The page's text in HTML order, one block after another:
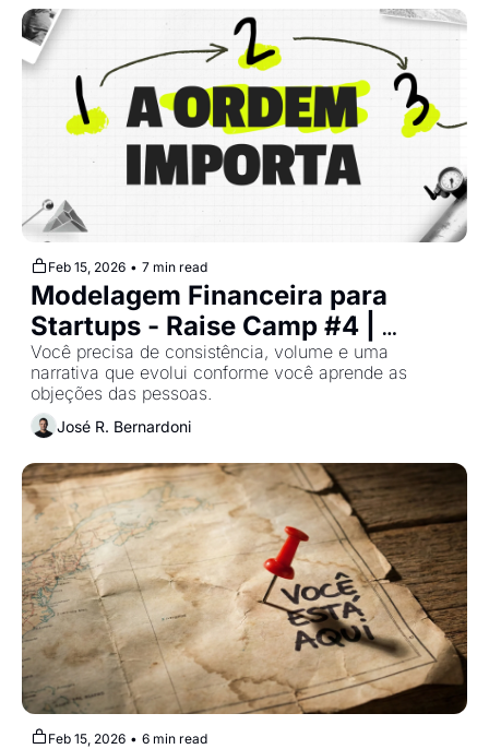
Feb 15, 2026 • 7 min read
Modelagem Financeira para
Startups - Raise Camp #4 |
Cohort 2
Você precisa de consistência, volume e uma
narrativa que evolui conforme você aprende as
objeções das pessoas.
José R. Bernardoni
Feb 15, 2026 • 6 min read